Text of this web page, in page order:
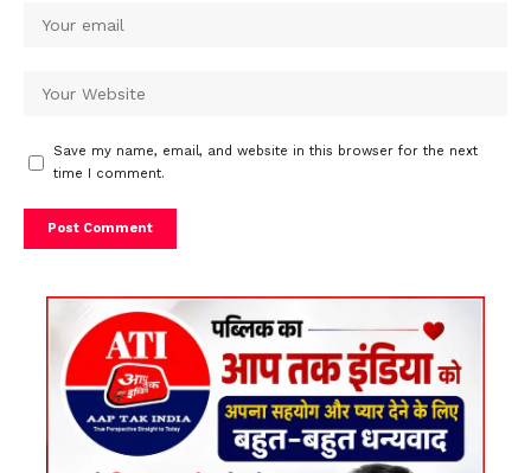
Save my name, email, and website in this browser for the next
time I comment.